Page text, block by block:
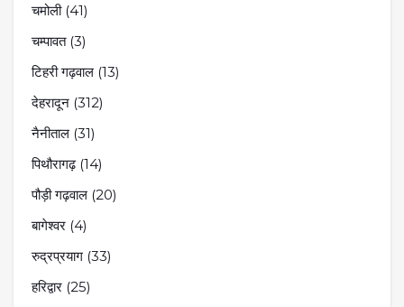
चमोली(41)
चम्पावत(3)
टिहरी गढ़वाल (13)
देहरादून (312)
नैनीताल (31)
पिथौरागढ़(14)
पौड़ी गढ़वाल (20)
बागेश्वर (4)
रुद्रप्रयाग (33)
हरिद्वार (25)